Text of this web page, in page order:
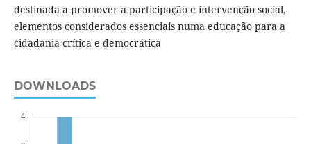
destinada a promover a participação e intervenção social,
elementos considerados essenciais numa educação para a
cidadania crítica e democrática
DOWNLOADS